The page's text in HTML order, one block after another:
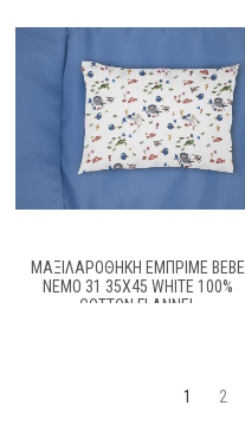
ΜΑΞΙΛΑΡΟΘΉΚΗ ΕΜΠΡΙΜΈ BEBE
NEMO 31 35X45 WHITE 100%
COTTON FLANNEL
1 2